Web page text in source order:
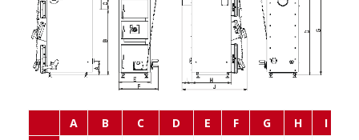
A B C D E F G H I